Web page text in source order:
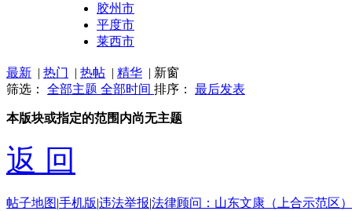
胶州市
平度市
莱西市
最新 | 热门 | 热帖 | 精华 | 新窗
筛选： 全部主题 全部时间 排序： 最后发表
本版块或指定的范围内尚无主题
返 回
帖子地图|手机版|违法举报|法律顾问：山东文康（上合示范区